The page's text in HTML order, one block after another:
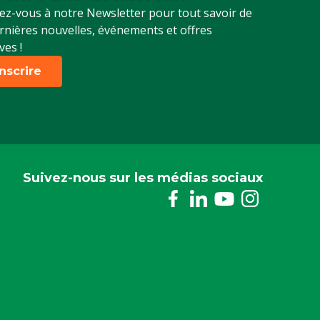
vous à notre Newsletter pour tout savoir de
nouvelles, événements et offres
!
Suivez-nous sur les médias sociaux